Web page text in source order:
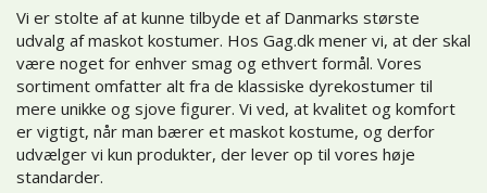
Vi er stolte af at kunne tilbyde et af Danmarks største
udvalg af maskot kostumer. Hos Gag.dk mener vi, at der skal
være noget for enhver smag og ethvert formål. Vores
sortiment omfatter alt fra de klassiske dyrekostumer til
mere unikke og sjove figurer. Vi ved, at kvalitet og komfort
er vigtigt, når man bærer et maskot kostume, og derfor
udvælger vi kun produkter, der lever op til vores høje
standarder.